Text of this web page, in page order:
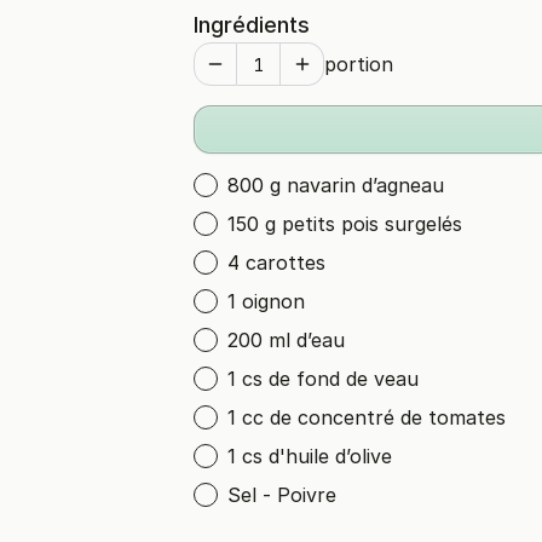
Ingrédients
portion
800 g navarin d’agneau
150 g petits pois surgelés
4 carottes
1 oignon
200 ml d’eau
1 cs de fond de veau
1 cc de concentré de tomates
1 cs d'huile d’olive
Sel - Poivre